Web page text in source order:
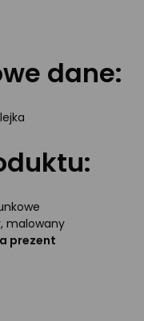
dane:
malowany
prezent